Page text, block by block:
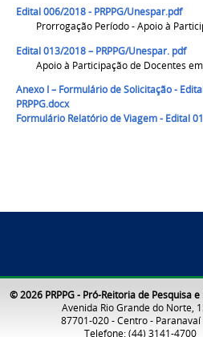
Edital 006/2018 - PRPPG/Unespar.pdf
Prorrogação Período - Apoio à
Edital 013/2018 – PRPPG/Unespar. pdf
Apoio à Participação de Docentes
Anexo I – Formulário de Solicitação -
PRPPG.docx
Formulário Relatório de Viagem - Edital
© 2026 PRPPG - Pró-Reitoria de Pesquisa
Avenida Rio Grande do Norte,
87701-020 - Centro - Paranavaí
Telefone: (44) 3141-4700